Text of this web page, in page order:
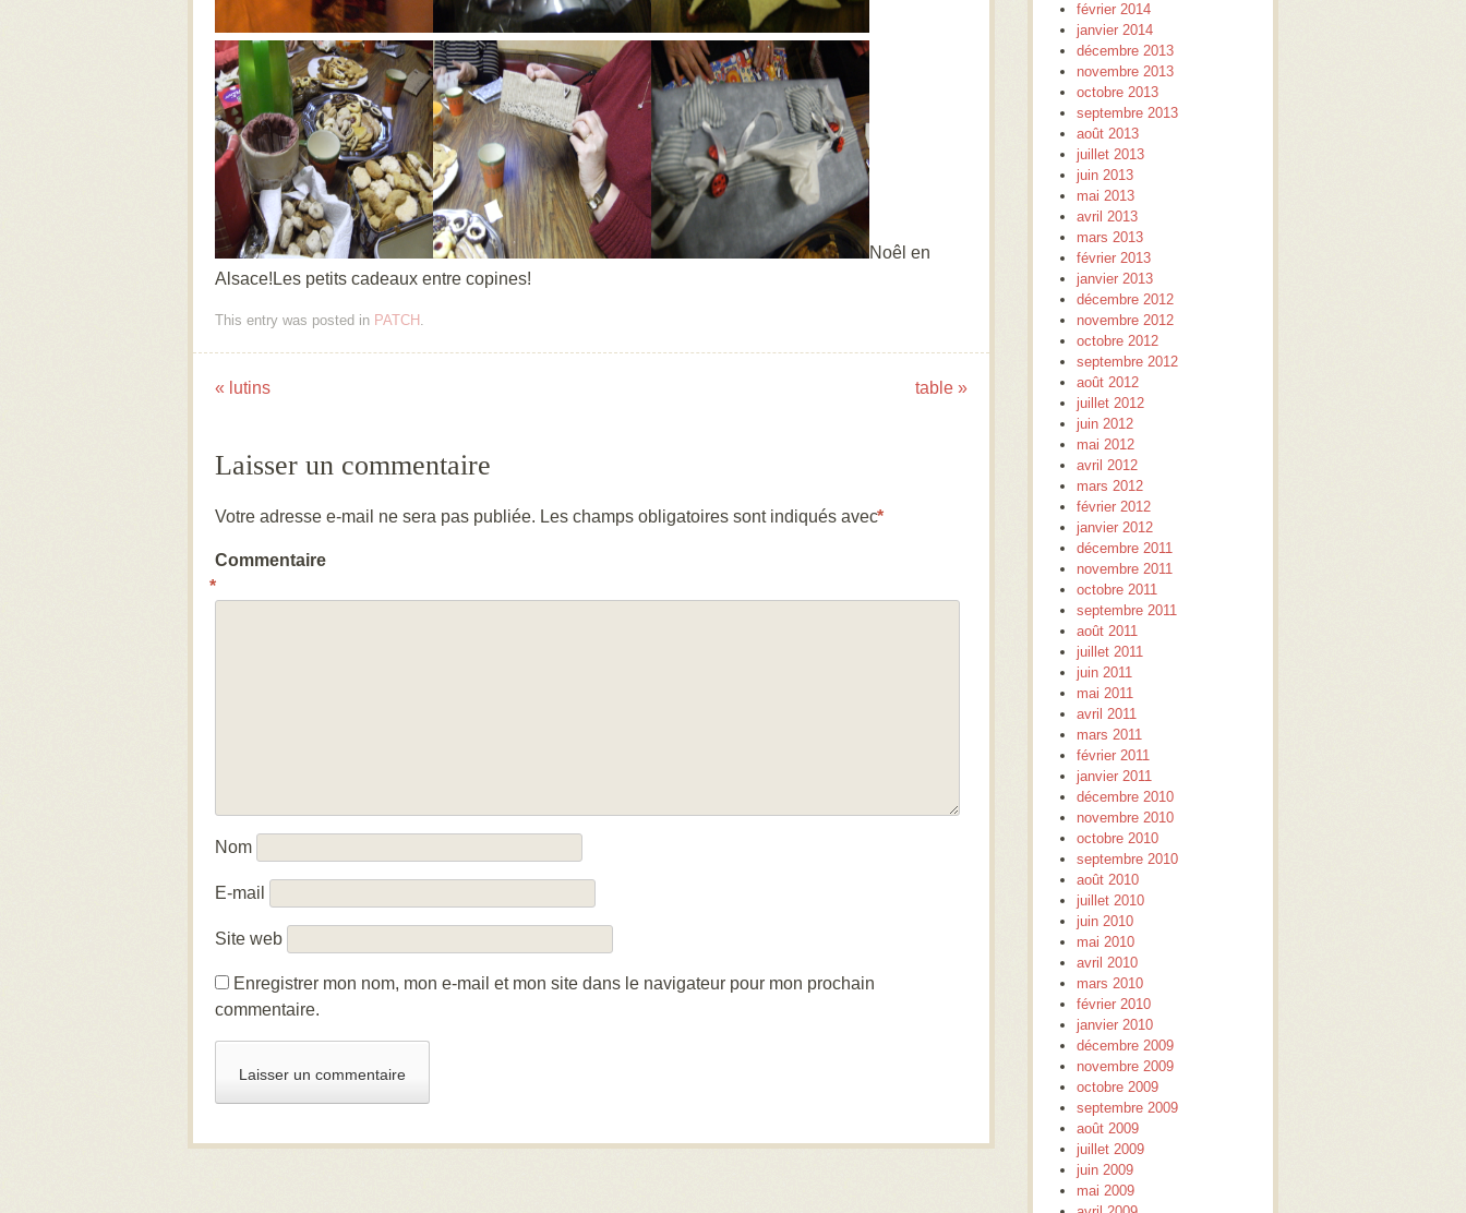
Noêl en
Alsace!Les petits cadeaux entre copines!
This entry was posted in PATCH .
Post navigation
« lutins table »
Laisser un commentaire
Votre adresse e-mail ne sera pas publiée. Les champs obligatoires sont indiqués avec*
Commentaire
*
Nom
E-mail
Site web
Enregistrer mon nom, mon e-mail et mon site dans le navigateur pour mon prochain
commentaire.
février 2014
janvier 2014
décembre 2013
novembre 2013
octobre 2013
septembre 2013
août 2013
juillet 2013
juin 2013
mai 2013
avril 2013
mars 2013
février 2013
janvier 2013
décembre 2012
novembre 2012
octobre 2012
septembre 2012
août 2012
juillet 2012
juin 2012
mai 2012
avril 2012
mars 2012
février 2012
janvier 2012
décembre 2011
novembre 2011
octobre 2011
septembre 2011
août 2011
juillet 2011
juin 2011
mai 2011
avril 2011
mars 2011
février 2011
janvier 2011
décembre 2010
novembre 2010
octobre 2010
septembre 2010
août 2010
juillet 2010
juin 2010
mai 2010
avril 2010
mars 2010
février 2010
janvier 2010
décembre 2009
novembre 2009
octobre 2009
septembre 2009
août 2009
juillet 2009
juin 2009
mai 2009